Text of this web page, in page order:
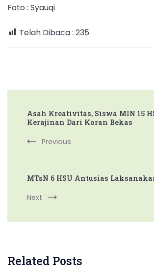
Foto : Syauqi
Telah Dibaca : 235
Navigation
Asah Kreativitas, Siswa MIN 15
Kerajinan Dari Koran Bekas
Previous
MTsN 6 HSU Antusias
Next
Related Posts